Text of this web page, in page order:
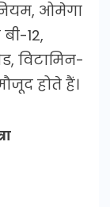
ओमेगा
12,
विटामिन-
होते हैं।